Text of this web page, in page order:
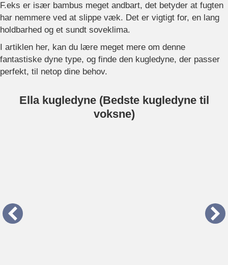
F.eks er især bambus meget andbart, det betyder at fugten
har nemmere ved at slippe væk. Det er vigtigt for, en lang
holdbarhed og et sundt soveklima.
I artiklen her, kan du lære meget mere om denne
fantastiske dyne type, og finde den kugledyne, der passer
perfekt, til netop dine behov.
Ella kugledyne (Bedste kugledyne til
voksne)